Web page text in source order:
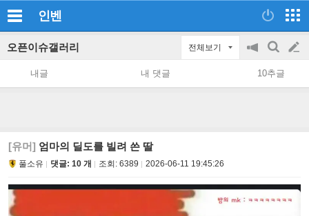
인벤
오픈이슈갤러리 전체보기
공
지
on/off
검
색
글
쓰
내글 내 댓글 10추글
[유머] 엄마의 딜도를 빌려 쓴 딸
풀소유 댓글: 10 개 조회: 6389 2026-06-11 19:45:26